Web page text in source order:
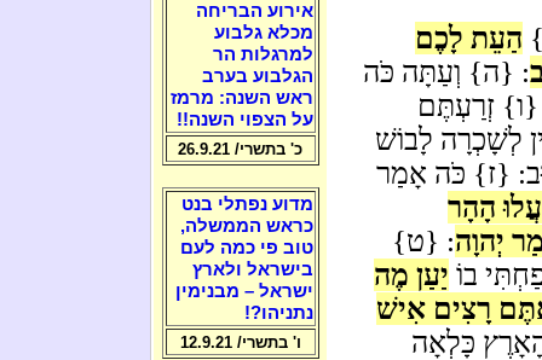
הַעֵת לָכֶם
: {ה} וְעַתָּה כֹּה
{ו} זְרַעְתֶּם
לְשָׁכְרָה לָבוֹשׁ
{ז} כֹּה אָמַר
עֲלוּ הָהָר
יְהוָה: {ט}
בוֹ יַעַן מֶה
רָצִים אִישׁ
כָּלְאָה
אירוע הבריחה
מכלא גלבוע
למרגלות הר
הגלבוע בערב
ראש השנה: מרמז
על הצפוי השנה!!
כ' בתשרי/ 26.9.21
מדוע נפתלי בנט
כראש הממשלה,
טוב פי כמה לעם
בישראל ולארץ
ישראל – מבנימין
נתניהו?!
ו' בתשרי/ 12.9.21